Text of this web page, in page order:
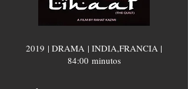
2019 | DRAMA | INDIA,FRANCIA |
84:00 minutos